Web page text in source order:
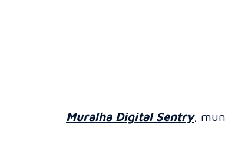
Muralha Digital Sentry,